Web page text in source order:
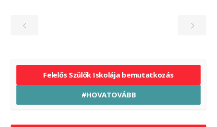
Felelős Szülők Iskolája bemutatkozás
#HOVATOVÁBB